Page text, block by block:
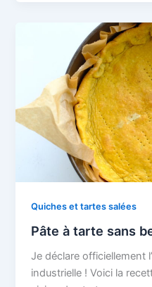
Quiches et tartes salées
Pâte à tarte sans
Je déclare officiellement
industrielle ! Voici la